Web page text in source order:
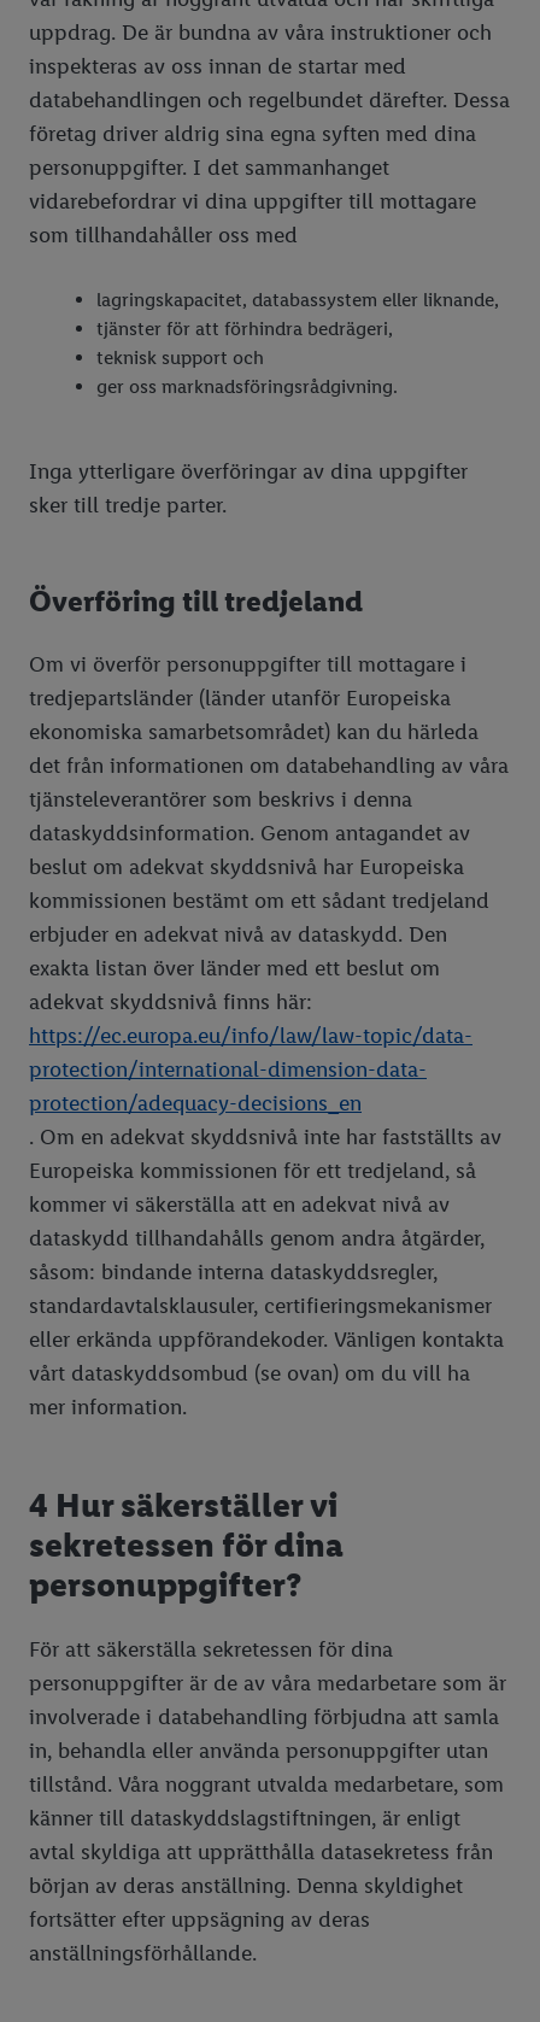
uppdrag. De är bundna av våra instruktioner och
inspekteras av oss innan de startar med
databehandlingen och regelbundet därefter. Dessa
företag driver aldrig sina egna syften med dina
personuppgifter. I det sammanhanget
vidarebefordrar vi dina uppgifter till mottagare
som tillhandahåller oss med
lagringskapacitet, databassystem eller liknande,
tjänster för att förhindra bedrägeri,
teknisk support och
ger oss marknadsföringsrådgivning.
Inga ytterligare överföringar av dina uppgifter
sker till tredje parter.
Överföring till tredjeland
Om vi överför personuppgifter till mottagare i
tredjepartsländer (länder utanför Europeiska
ekonomiska samarbetsområdet) kan du härleda
det från informationen om databehandling av våra
tjänsteleverantörer som beskrivs i denna
dataskyddsinformation. Genom antagandet av
beslut om adekvat skyddsnivå har Europeiska
kommissionen bestämt om ett sådant tredjeland
erbjuder en adekvat nivå av dataskydd. Den
exakta listan över länder med ett beslut om
adekvat skyddsnivå finns här:
https://ec.europa.eu/info/law/law-topic/data-
protection/international-dimension-data-
protection/adequacy-decisions_en
. Om en adekvat skyddsnivå inte har fastställts av
Europeiska kommissionen för ett tredjeland, så
kommer vi säkerställa att en adekvat nivå av
dataskydd tillhandahålls genom andra åtgärder,
såsom: bindande interna dataskyddsregler,
standardavtalsklausuler, certifieringsmekanismer
eller erkända uppförandekoder. Vänligen kontakta
vårt dataskyddsombud (se ovan) om du vill ha
mer information.
4 Hur säkerställer vi
sekretessen för dina
personuppgifter?
För att säkerställa sekretessen för dina
personuppgifter är de av våra medarbetare som är
involverade i databehandling förbjudna att samla
in, behandla eller använda personuppgifter utan
tillstånd. Våra noggrant utvalda medarbetare, som
känner till dataskyddslagstiftningen, är enligt
avtal skyldiga att upprätthålla datasekretess från
början av deras anställning. Denna skyldighet
fortsätter efter uppsägning av deras
anställningsförhållande.